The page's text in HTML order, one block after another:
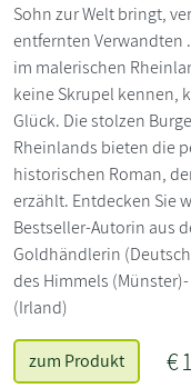
Sohn zur Welt bringt,
entfernten Verwandten
im malerischen
keine Skrupel kennen,
Glück. Die stolzen
Rheinlands bieten die
historischen Roman,
erzählt. Entdecken Sie
Bestseller-Autorin aus
Goldhändlerin
des Himmels
(Irland)
zum Produkt €